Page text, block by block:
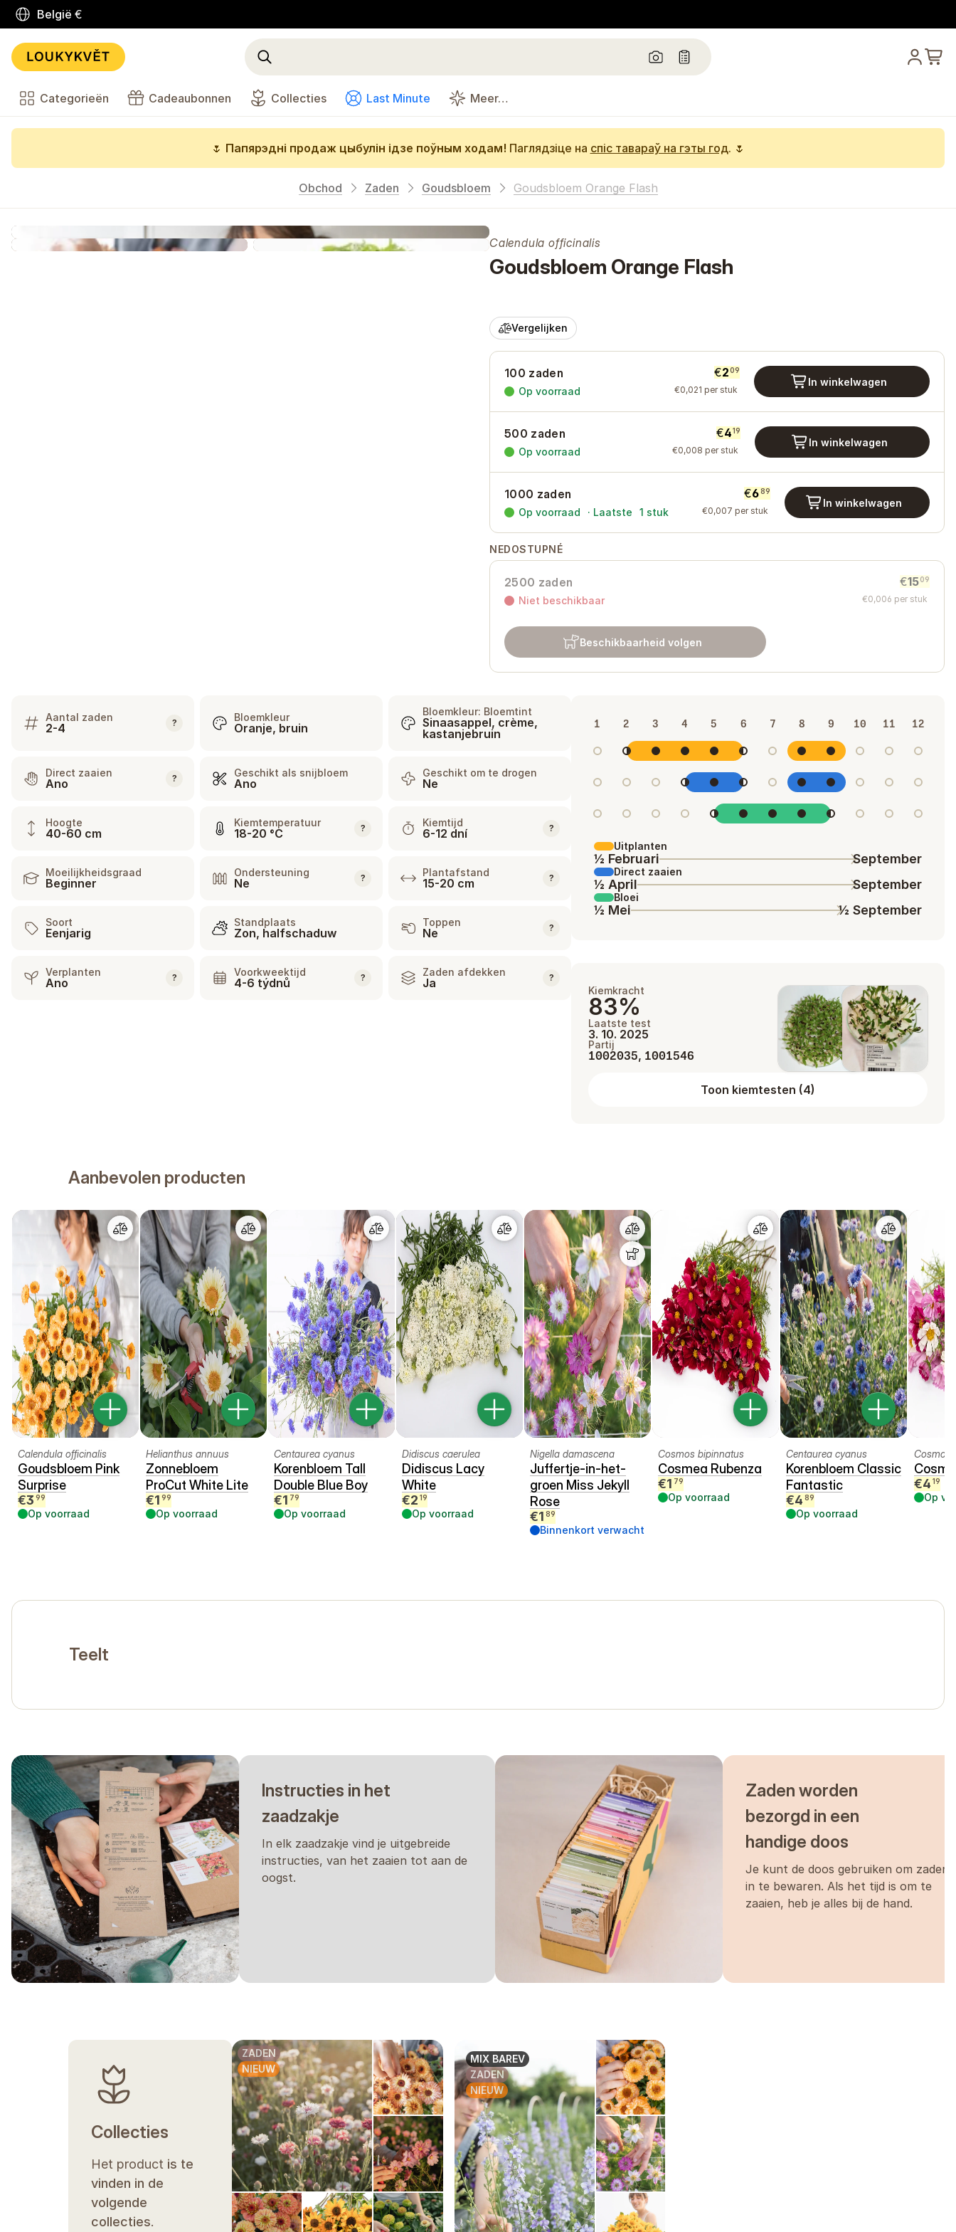
België €
Categorieën Cadeaubonnen Collecties Last Minute Meer…
🌷 Папярэдні продаж цыбулін ідзе поўным ходам! Паглядзіце на спіс тавараў на гэты год. 🌷
Obchod Zaden Goudsbloem Goudsbloem Orange Flash
Calendula officinalis
Goudsbloem Orange Flash
Vergelijken
100 zaden
Op voorraad
€209
€0,021 per stuk
In winkelwagen
500 zaden
Op voorraad
€419
€0,008 per stuk
In winkelwagen
1000 zaden
Op voorraad · Laatste 1 stuk
€689
€0,007 per stuk
In winkelwagen
NEDOSTUPNÉ
2500 zaden
Niet beschikbaar
€15 09
€0,006 per stuk
Beschikbaarheid volgen
Aantal zaden
2-4 ? Bloemkleur
Oranje, bruin
Bloemkleur: Bloemtint
Sinaasappel, crème,
kastanjebruin
Direct zaaien
Ano ? Geschikt als snijbloem
Ano
Geschikt om te drogen
Ne
Hoogte
40-60 cm
Kiemtemperatuur
18-20 °C ? Kiemtijd
6-12 dní ?
Moeilijkheidsgraad
Beginner
Ondersteuning
Ne ? Plantafstand
15-20 cm ?
Soort
Eenjarig
Standplaats
Zon, halfschaduw
Toppen
Ne ?
Verplanten
Ano ? Voorkweektijd
4-6 týdnů ? Zaden afdekken
Ja ?
1 2 3 4 5 6 7 8 9 10 11 12
Uitplanten
½ Februari September
Direct zaaien
½ April September
Bloei
½ Mei ½ September
Kiemkracht
83%
Laatste test
3. 10. 2025
Partij
1002035, 1001546
Toon kiemtesten (4)
Aanbevolen producten
Calendula officinalis
Goudsbloem Pink
Surprise
€3 99
Op voorraad
Helianthus annuus
Zonnebloem
ProCut White Lite
€1 99
Op voorraad
Centaurea cyanus
Korenbloem Tall
Double Blue Boy
€1 79
Op voorraad
Didiscus caerulea
Didiscus Lacy
White
€2 19
Op voorraad
Nigella damascena
Juffertje-in-het-
groen Miss Jekyll
Rose
€1 89
Binnenkort verwacht
Cosmos bipinnatus
Cosmea Rubenza
€1 79
Op voorraad
Centaurea cyanus
Korenbloem Classic
Fantastic
€4 89
Op voorraad
Cosmos
€4 19
Op
Teelt
Instructies in het
zaadzakje
In elk zaadzakje vind je uitgebreide
instructies, van het zaaien tot aan de
oogst.
Zaden worden
bezorgd in een
handige doos
Je kunt de doos gebruiken om zaden
in te bewaren. Als het tijd is om te
zaaien, heb je alles bij de hand.
Collecties
Het product is te
vinden in de
volgende
collecties.
ZADEN
NIEUW
MIX BAREV
ZADEN
NIEUW